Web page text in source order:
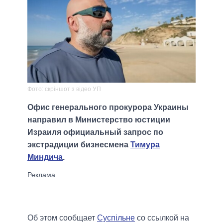
Фото: скріншот з відео УП
Офис генерального прокурора Украины
направил в Министерство юстиции
Израиля официальный запрос по
экстрадиции бизнесмена Тимура
Миндича.
Об этом сообщает Суспільне со ссылкой на